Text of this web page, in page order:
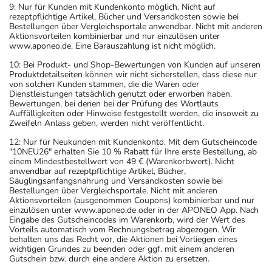
9: Nur für Kunden mit Kundenkonto möglich. Nicht auf
rezeptpflichtige Artikel, Bücher und Versandkosten sowie bei
Bestellungen über Vergleichsportale anwendbar. Nicht mit anderen
Aktionsvorteilen kombinierbar und nur einzulösen unter
www.aponeo.de. Eine Barauszahlung ist nicht möglich.
10: Bei Produkt- und Shop-Bewertungen von Kunden auf unseren
Produktdetailseiten können wir nicht sicherstellen, dass diese nur
von solchen Kunden stammen, die die Waren oder
Dienstleistungen tatsächlich genutzt oder erworben haben.
Bewertungen, bei denen bei der Prüfung des Wortlauts
Auffälligkeiten oder Hinweise festgestellt werden, die insoweit zu
Zweifeln Anlass geben, werden nicht veröffentlicht.
12: Nur für Neukunden mit Kundenkonto. Mit dem Gutscheincode
"10NEU26" erhalten Sie 10 % Rabatt für Ihre erste Bestellung, ab
einem Mindestbestellwert von 49 € (Warenkorbwert). Nicht
anwendbar auf rezeptpflichtige Artikel, Bücher,
Säuglingsanfangsnahrung und Versandkosten sowie bei
Bestellungen über Vergleichsportale. Nicht mit anderen
Aktionsvorteilen (ausgenommen Coupons) kombinierbar und nur
einzulösen unter www.aponeo.de oder in der APONEO App. Nach
Eingabe des Gutscheincodes im Warenkorb, wird der Wert des
Vorteils automatisch vom Rechnungsbetrag abgezogen. Wir
behalten uns das Recht vor, die Aktionen bei Vorliegen eines
wichtigen Grundes zu beenden oder ggf. mit einem anderen
Gutschein bzw. durch eine andere Aktion zu ersetzen.